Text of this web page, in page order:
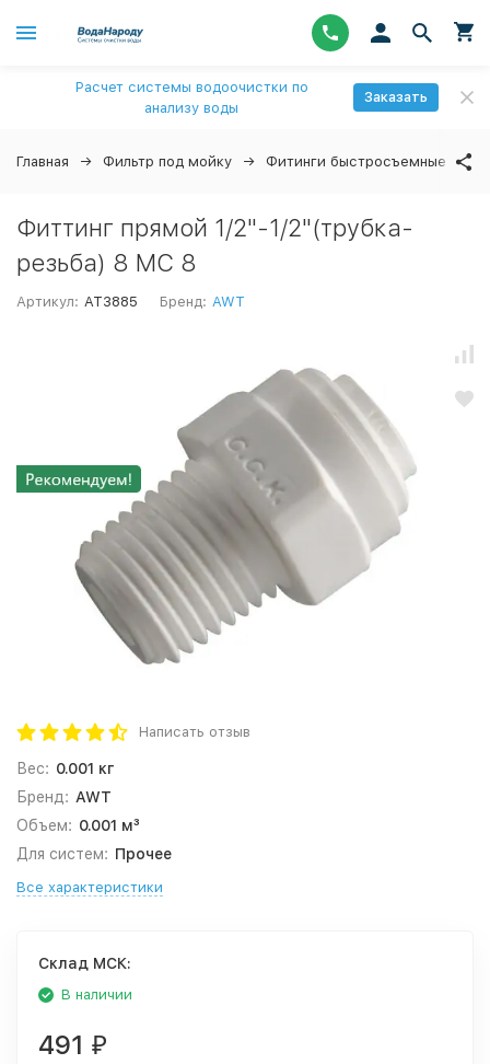
Расчет системы водоочистки по
анализу воды
Заказать
Главная Фильтр под мойку Фитинги быстросъемные ↓
Фиттинг прямой 1/2"-1/2"(трубка-
резьба) 8 MC 8
Артикул: AT3885 Бренд: AWT
Написать отзыв
Вес: 0.001 кг
Бренд: AWT
Объем: 0.001 м³
Для систем: Прочее
Все характеристики
Cклад МСК:
В наличии
491 ₽